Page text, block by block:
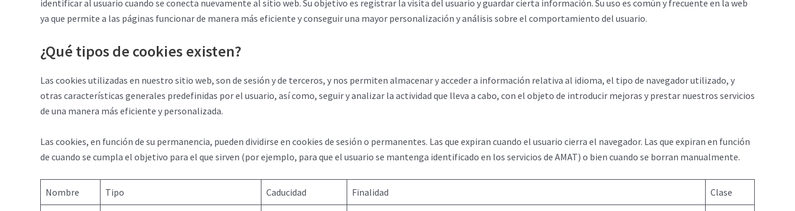
identificar al usuario cuando se conecta nuevamente al sitio web. Su objetivo es registrar la visita del usuario y guardar cierta información. Su uso es común y frecuente en la web
ya que permite a las páginas funcionar de manera más eficiente y conseguir una mayor personalización y análisis sobre el comportamiento del usuario.
¿Qué tipos de cookies existen?
Las cookies utilizadas en nuestro sitio web, son de sesión y de terceros, y nos permiten almacenar y acceder a información relativa al idioma, el tipo de navegador utilizado, y
otras características generales predefinidas por el usuario, así como, seguir y analizar la actividad que lleva a cabo, con el objeto de introducir mejoras y prestar nuestros servicios
de una manera más eficiente y personalizada.
Las cookies, en función de su permanencia, pueden dividirse en cookies de sesión o permanentes. Las que expiran cuando el usuario cierra el navegador. Las que expiran en función
de cuando se cumpla el objetivo para el que sirven (por ejemplo, para que el usuario se mantenga identificado en los servicios de AMAT) o bien cuando se borran manualmente.
Nombre Tipo Caducidad Finalidad Clase